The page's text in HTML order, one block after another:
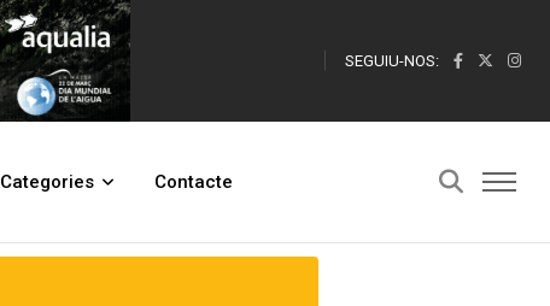
SEGUIU-NOS:
Categories Contacte